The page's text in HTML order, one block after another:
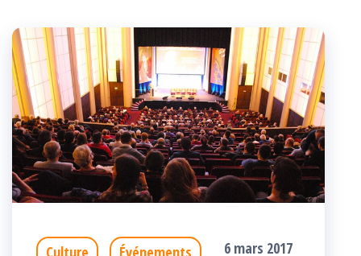
6 mars 2017